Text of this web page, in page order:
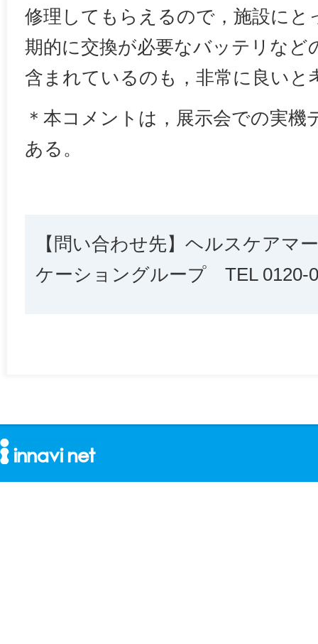
修理してもらえるので，施設にと
期的に交換が必要なバッテリなど
含まれているのも，非常に良いと
＊本コメントは，展示会での実
ある。
【問い合わせ先】ヘルスケアマ
ケーショングループ TEL 0120-